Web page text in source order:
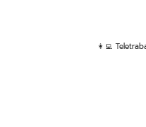
👩‍💻